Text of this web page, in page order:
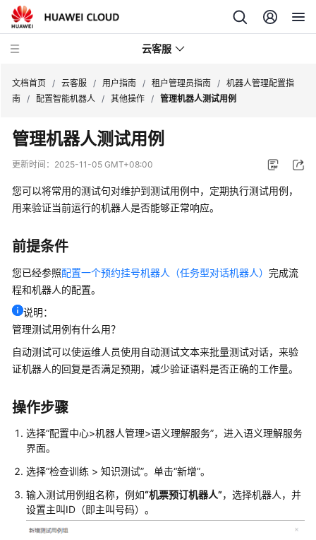
云客服
品
介
快
入
门
用
指
南
云
台
操
作
南
租
户
文档首页 / 云客服 / 用户指南 / 租户管理员指南 / 机器人管理配置指
南 / 配置智能机器人 / 其他操作 / 管理机器人测试用例
管理机器人测试用例
更新时间： 2025-11-05 GMT+08:00
您可以将常用的测试句对维护到测试用例中，定期执行测试用例，
用来验证当前运行的机器人是否能够正常响应。
前提条件
您已经参照配置一个预约挂号机器人（任务型对话机器人） 完成流
程和机器人的配置。
说明：
管理测试用例有什么用？
自动测试可以使运维人员使用自动测试文本来批量测试对话，来验
证机器人的回复是否满足预期，减少验证语料是否正确的工作量。
操作步骤
选择“配置中心>机器人管理>语义理解服务”，进入语义理解服务
界面。
选择“检查训练 > 知识测试”。单击“新增”。
输入测试用例组名称，例如“机票预订机器人”，选择机器人，并
设置主叫ID（即主叫号码）。